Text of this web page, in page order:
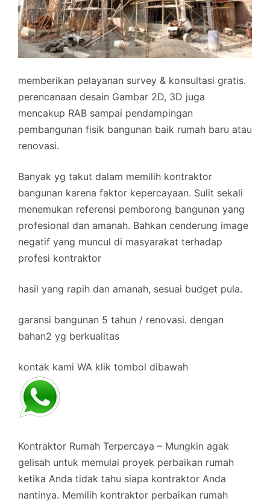
memberikan pelayanan survey & konsultasi gratis.
perencanaan desain Gambar 2D, 3D juga
mencakup RAB sampai pendampingan
pembangunan fisik bangunan baik rumah baru atau
renovasi.
Banyak yg takut dalam memilih kontraktor
bangunan karena faktor kepercayaan. Sulit sekali
menemukan referensi pemborong bangunan yang
profesional dan amanah. Bahkan cenderung image
negatif yang muncul di masyarakat terhadap
profesi kontraktor
hasil yang rapih dan amanah, sesuai budget pula.
garansi bangunan 5 tahun / renovasi. dengan
bahan2 yg berkualitas
kontak kami WA klik tombol dibawah
Kontraktor Rumah Terpercaya – Mungkin agak
gelisah untuk memulai proyek perbaikan rumah
ketika Anda tidak tahu siapa kontraktor Anda
nantinya. Memilih kontraktor perbaikan rumah